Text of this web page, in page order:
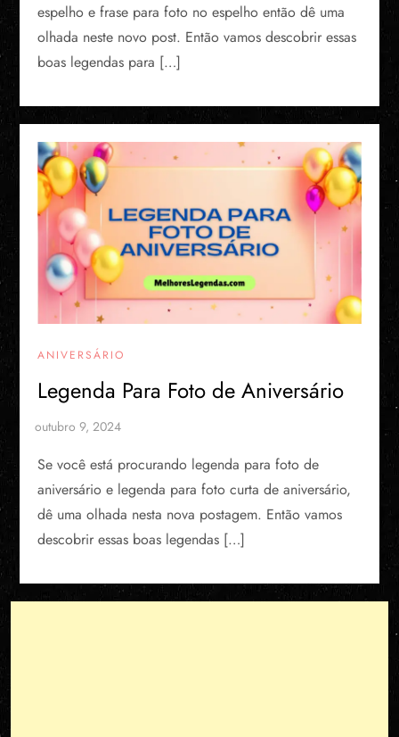
espelho​ e frase para foto no espelho então dê uma
olhada neste novo post. Então vamos descobrir essas
boas legendas para […]
ANIVERSÁRIO
Legenda Para Foto de Aniversário
Se você está procurando legenda para foto de
aniversário e legenda para foto curta de aniversário,
dê uma olhada nesta nova postagem. Então vamos
descobrir essas boas legendas […]